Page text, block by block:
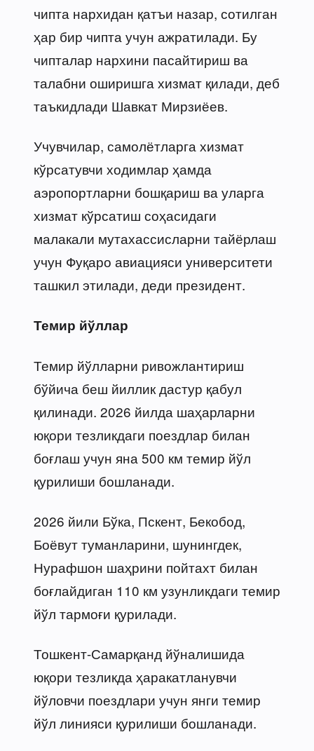
чипта нархидан қатъи назар, сотилган
ҳар бир чипта учун ажратилади. Бу
чипталар нархини пасайтириш ва
талабни оширишга хизмат қилади, деб
таъкидлади Шавкат Мирзиёев.
Учувчилар, самолётларга хизмат
кўрсатувчи ходимлар ҳамда
аэропортларни бошқариш ва уларга
хизмат кўрсатиш соҳасидаги
малакали мутахассисларни тайёрлаш
учун Фуқаро авиацияси университети
ташкил этилади, деди президент.
Темир йўллар
Темир йўлларни ривожлантириш
бўйича беш йиллик дастур қабул
қилинади. 2026 йилда шаҳарларни
юқори тезликдаги поездлар билан
боғлаш учун яна 500 км темир йўл
қурилиши бошланади.
2026 йили Бўка, Пскент, Бекобод,
Боёвут туманларини, шунингдек,
Нурафшон шаҳрини пойтахт билан
боғлайдиган 110 км узунликдаги темир
йўл тармоғи қурилади.
Тошкент-Самарқанд йўналишида
юқори тезликда ҳаракатланувчи
йўловчи поездлари учун янги темир
йўл линияси қурилиши бошланади.